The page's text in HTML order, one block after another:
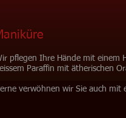
pflegen Ihre Hände mit einem
Paraffin mit ätherischen
verwöhnen wir Sie auch mit